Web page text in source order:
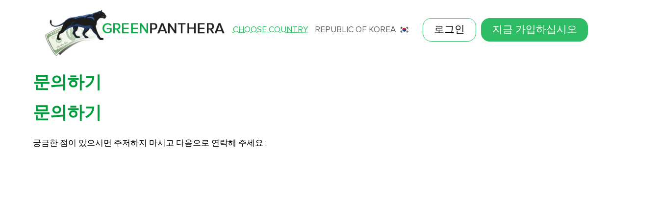
CHOOSE COUNTRY REPUBLIC OF KOREA 로그인 지금 가입하십시오
문의하기
문의하기
궁금한 점이 있으시면 주저하지 마시고 다음으로 연락해 주세요 :